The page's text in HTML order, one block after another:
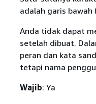
adalah garis bawah
Anda tidak dapat
setelah dibuat.
peran dan kata
tetapi nama
Wajib: Ya